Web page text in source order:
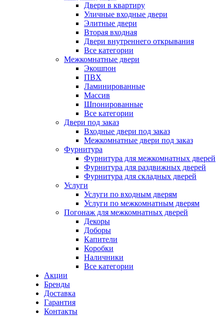
Двери в квартиру
Уличные входные двери
Элитные двери
Вторая входная
Двери внутреннего открывания
Все категории
Межкомнатные двери
Экошпон
ПВХ
Ламинированные
Массив
Шпонированные
Все категории
Двери под заказ
Входные двери под заказ
Межкомнатные двери под заказ
Фурнитура
Фурнитура для межкомнатных дверей
Фурнитура для раздвижных дверей
Фурнитура для складных дверей
Услуги
Услуги по входным дверям
Услуги по межкомнатным дверям
Погонаж для межкомнатных дверей
Декоры
Доборы
Капители
Коробки
Наличники
Все категории
Акции
Бренды
Доставка
Гарантия
Контакты